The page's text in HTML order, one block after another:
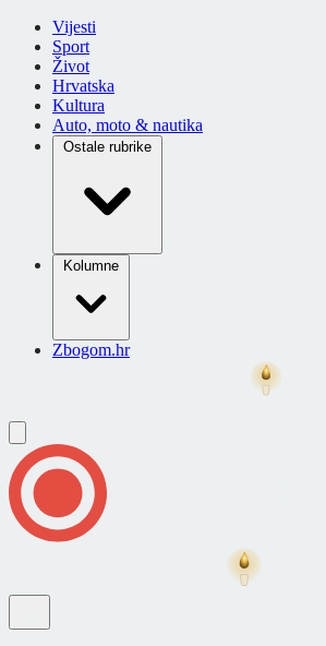
Vijesti
Sport
Život
Hrvatska
Kultura
Auto, moto & nautika
Ostale rubrike
Kolumne
Zbogom.hr